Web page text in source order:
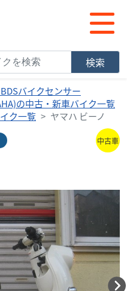
検索
バイクセンサー
の中古・新車バイク一覧
ク一覧
ヤマハ ビーノ
中古車